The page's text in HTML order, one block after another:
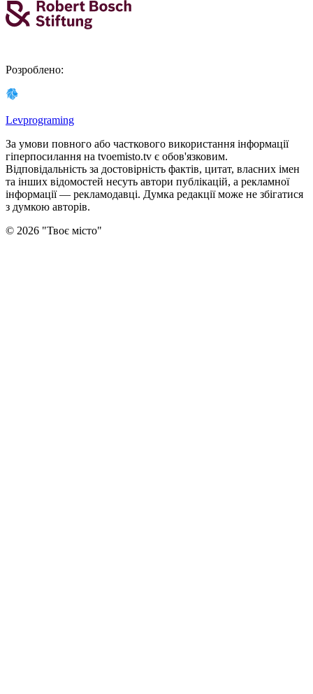
Розроблено:
Levprograming
За умови повного або часткового використання iнформацiї
гіперпосилання на tvoemisto.tv є обов'язковим.
Відповідальність за достовірність фактів, цитат, власних імен
та інших відомостей несуть автори публікацій, а рекламної
інформації — рекламодавці. Думка редакцiї може не збiгатися
з думкою авторiв.
© 2026 "Твоє місто"